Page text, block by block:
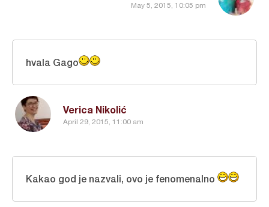
May 5, 2015, 10:05 pm
Verica Nikolić
April 29, 2015, 11:00 am
hvala Gago
Kakao god je nazvali, ovo je fenomenalno